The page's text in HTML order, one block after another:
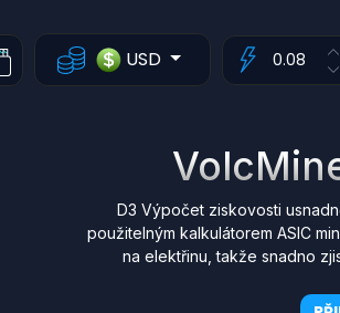
USD
D3 Výpočet ziskovosti
použitelným kalkulátorem ASIC
na elektřinu, takže snadno